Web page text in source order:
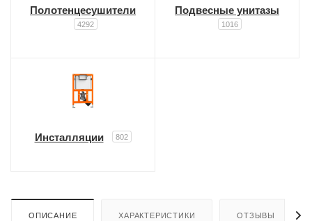
Полотенцесушители
4292
Подвесные унитазы
1016
Инсталляции 802
ОПИСАНИЕ ХАРАКТЕРИСТИКИ ОТЗЫВЫ